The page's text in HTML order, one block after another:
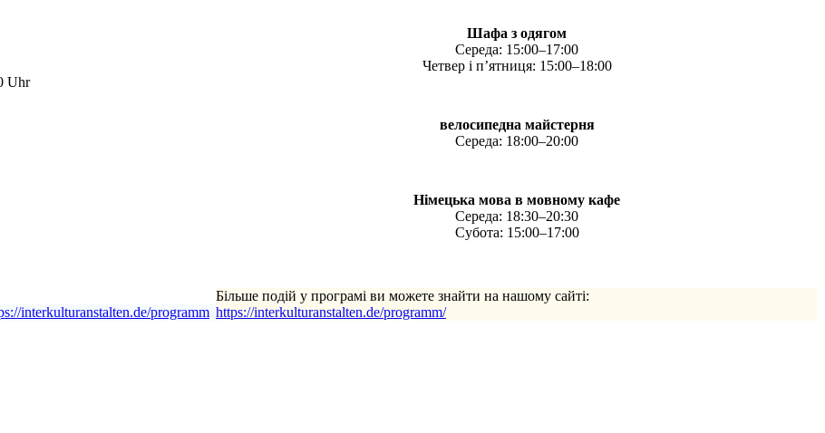
Uhr
interkulturanstalten.de/programm
Шафа з одягом
Середа: 15:00–17:00
Четвер і п’ятниця: 15:00–18:00
велосипедна майстерня
Середа: 18:00–20:00
Німецька мова в мовному кафе
Середа: 18:30–20:30
Субота: 15:00–17:00
Більше подій у програмі ви можете знайти на нашому сайті:
https://interkulturanstalten.de/programm/